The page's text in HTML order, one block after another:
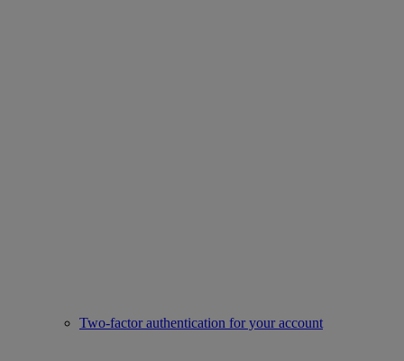
Two-factor authentication for your account